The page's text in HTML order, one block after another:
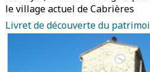
le village actuel de Cabrières
Livret de découverte du